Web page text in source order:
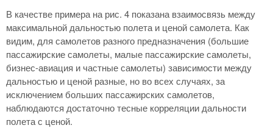
В качестве примера на рис. 4 показана взаимосвязь между
максимальной дальностью полета и ценой самолета. Как
видим, для самолетов разного предназначения (большие
пассажирские самолеты, малые пассажирские самолеты,
бизнес-авиация и частные самолеты) зависимости между
дальностью и ценой разные, но во всех случаях, за
исключением больших пассажирских самолетов,
наблюдаются достаточно тесные корреляции дальности
полета с ценой.